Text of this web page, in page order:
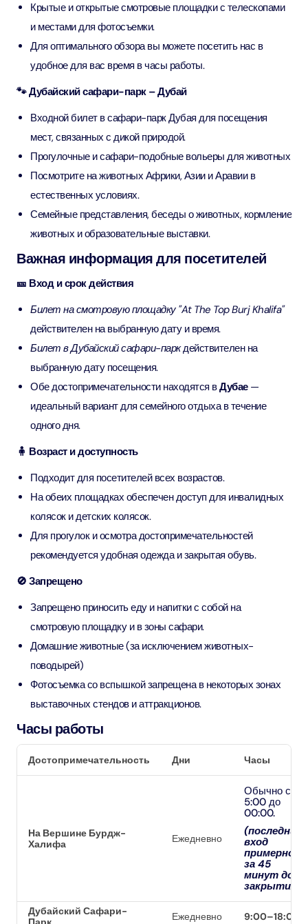
Крытые и открытые смотровые площадки с телескопами
и местами для фотосъемки.
Для оптимального обзора вы можете посетить нас в
удобное для вас время в часы работы.
🐾 Дубайский сафари-парк – Дубай
Входной билет в сафари-парк Дубая для посещения
мест, связанных с дикой природой.
Прогулочные и сафари-подобные вольеры для животных
Посмотрите на животных Африки, Азии и Аравии в
естественных условиях.
Семейные представления, беседы о животных, кормление
животных и образовательные выставки.
Важная информация для посетителей
🎫 Вход и срок действия
Билет на смотровую площадку "At The Top Burj Khalifa"
действителен на выбранную дату и время.
Билет в Дубайский сафари-паркдействителен на
выбранную дату посещения.
Обе достопримечательности находятся вДубае—
идеальный вариант для семейного отдыха в течение
одного дня.
🧍 Возраст и доступность
Подходит для посетителей всех возрастов.
На обеих площадках обеспечен доступ для инвалидных
колясок и детских колясок.
Для прогулок и осмотра достопримечательностей
рекомендуется удобная одежда и закрытая обувь.
🚫 Запрещено
Запрещено приносить еду и напитки с собой на
смотровую площадку и в зоны сафари.
Домашние животные (за исключением животных-
поводырей)
Фотосъемка со вспышкой запрещена в некоторых зонах
выставочных стендов и аттракционов.
Часы работы
Достопримечательность Дни Часы
На Вершине Бурдж-
Халифа
Ежедневно
Обычно с
5:00 до
00:00.
(последний
вход
примерно
за 45
минут до
закрытия)
Дубайский Сафари-
Ежедневно 9:00–18:00